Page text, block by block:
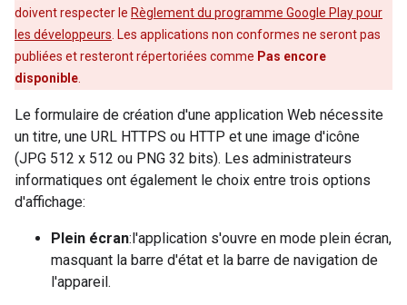
doivent respecter le Règlement du programme Google Play pour
les développeurs. Les applications non conformes ne seront pas
publiées et resteront répertoriées comme Pas encore
disponible.
Le formulaire de création d'une application Web nécessite
un titre, une URL HTTPS ou HTTP et une image d'icône
(JPG 512 x 512 ou PNG 32 bits). Les administrateurs
informatiques ont également le choix entre trois options
d'affichage:
Plein écran:l'application s'ouvre en mode plein écran,
masquant la barre d'état et la barre de navigation de
l'appareil.